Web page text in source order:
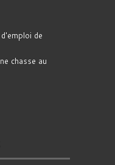
de
chasse au